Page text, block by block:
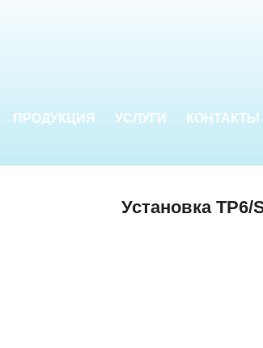
ПРОДУКЦИЯ УСЛУГИ КОНТАКТЫ
Установка TP6/